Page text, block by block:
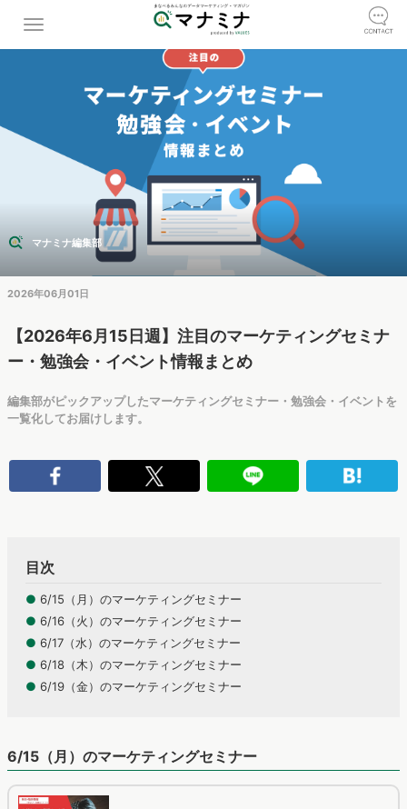
マナミナ編集部
2026年06月01日
【2026年6月15日週】注目のマーケティングセミナ
ー・勉強会・イベント情報まとめ
編集部がピックアップしたマーケティングセミナー・勉強会・イベントを
一覧化してお届けします。
目次
● 6/15（月）のマーケティングセミナー
● 6/16（火）のマーケティングセミナー
● 6/17（水）のマーケティングセミナー
● 6/18（木）のマーケティングセミナー
● 6/19（金）のマーケティングセミナー
6/15（月）のマーケティングセミナー